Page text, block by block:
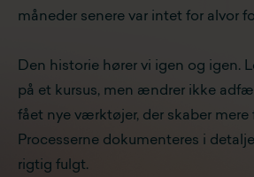
måneder senere var intet for alvor
Den historie hører vi igen og igen.
på et kursus, men ændrer ikke
fået nye værktøjer, der skaber mere
Processerne dokumenteres i
rigtig fulgt.